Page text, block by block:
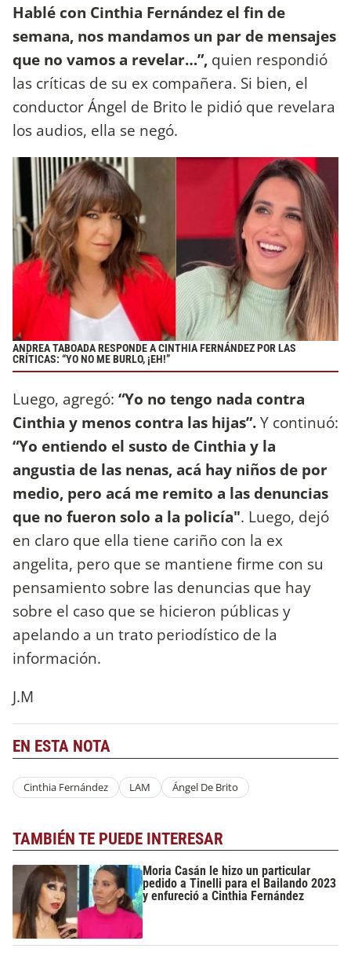
Hablé con Cinthia Fernández el fin de
semana, nos mandamos un par de mensajes
que no vamos a revelar…”, quien respondió
las críticas de su ex compañera. Si bien, el
conductor Ángel de Brito le pidió que revelara
los audios, ella se negó.
ANDREA TABOADA RESPONDE A CINTHIA FERNÁNDEZ POR LAS
CRÍTICAS: “YO NO ME BURLO, ¡EH!”
Luego, agregó: “Yo no tengo nada contra
Cinthia y menos contra las hijas”.Y continuó:
“Yo entiendo el susto de Cinthia y la
angustia de las nenas, acá hay niños de por
medio, pero acá me remito a las denuncias
que no fueron solo a la policía". Luego, dejó
en claro que ella tiene cariño con la ex
angelita, pero que se mantiene firme con su
pensamiento sobre las denuncias que hay
sobre el caso que se hicieron públicas y
apelando a un trato periodístico de la
información.
J.M
EN ESTA NOTA
Cinthia Fernández LAM Ángel De Brito
TAMBIÉN TE PUEDE INTERESAR
Moria Casán le hizo un particular
pedido a Tinelli para el Bailando 2023
y enfureció a Cinthia Fernández